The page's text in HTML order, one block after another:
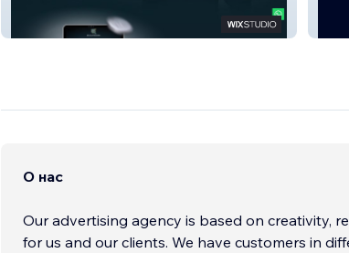
Bussóla 24 horas
О нас
Our advertising agency is based on creativity,
for us and our clients. We have customers in